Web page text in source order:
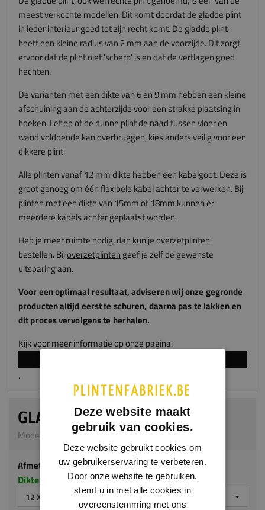
meest verkochte modellen. Dit komt doordat de gladde plint
in ieder interieur goed tot zijn recht komt. De gladde plint
heeft een kleine radius van 2 mm aan de voorzijde. Dit zorgt
ervoor dat de plint niet 'scherp' is en dat de verflagen goed
hechten.
De varianten met een dikte van 6 en 9 mm hebben een kleine
afschuining aan de achterzijde voor een strakke plaatsing in
hoeken. Let op of de dunne plint de naad tussen vloer en
wand voldoende kan overbruggen, kies anders veilig voor een
dikkere plint.
Alle plinten vanaf 12 mm dikte hebben een kabelgoot. Deze is
groot genoeg om één flexibele kabel achter te verwerken. Bij
plinten met een dikte van 15mm of 18mm kunnen er
meerdere kabels achter geplaatst worden.
Heb je meer ruimte nodig, dan kun je overzetplinten
bestellen. Bijoverzetplinten geef je zelf de gewenste
uitsparing aan.
Voor een optimaal resultaat, adviserenwijonze gegronde
producten altijd eerst te schuren, daarna pas te lakken en
dit proces vervolgens te herhalen.
Kijk voor meer informatie op onze pagina:
.
GLADDE PLINT
Model 0101 | 12 x 100 mm | MDF v313
Afmeting
Dikte x hoogte in millimeters
12 X 100 MM
Deze website maakt
gebruik van cookies.
Deze website gebruikt cookies om
uw gebruikerservaring te verbeteren.
Door onze website te gebruiken,
stemt u in met alle cookies in
overeenstemming met ons